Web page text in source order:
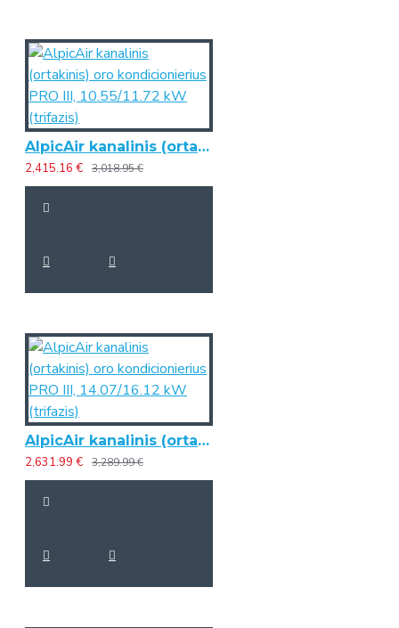
AlpicAir kanalinis (ortakinis) oro kondicionierius PRO III, 10.55/11.72 kW (trifazis)
2,415.16 € 3,018.95 €
AlpicAir kanalinis (ortakinis) oro kondicionierius PRO III, 14.07/16.12 kW (trifazis)
2,631.99 € 3,289.99 €